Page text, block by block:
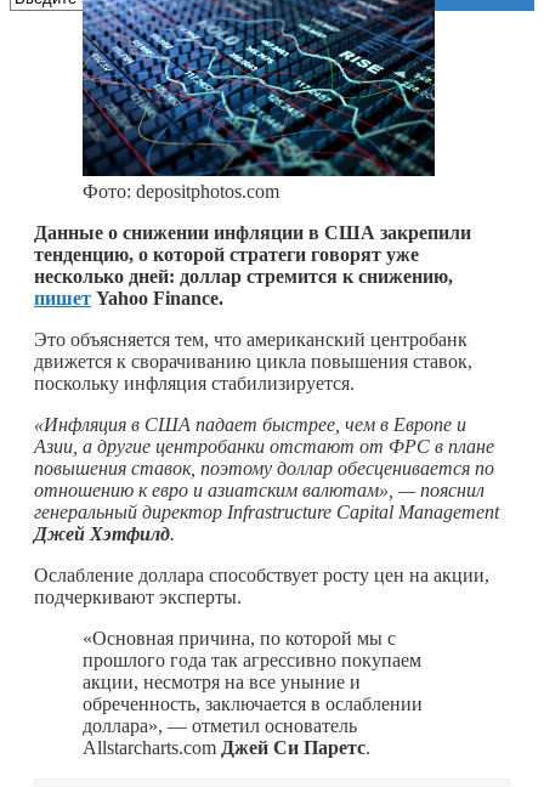
Фото: depositphotos.com
Данные о снижении инфляции в США закрепили
тенденцию, о которой стратеги говорят уже
несколько дней: доллар стремится к снижению,
пишет Yahoo Finance.
Это объясняется тем, что американский центробанк
движется к сворачиванию цикла повышения ставок,
поскольку инфляция стабилизируется.
«Инфляция в США падает быстрее, чем в Европе и
Азии, а другие центробанки отстают от ФРС в плане
повышения ставок, поэтому доллар обесценивается по
отношению к евро и азиатским валютам», — пояснил
генеральный директор Infrastructure Capital Management
Джей Хэтфилд.
Ослабление доллара способствует росту цен на акции,
подчеркивают эксперты.
«Основная причина, по которой мы с
прошлого года так агрессивно покупаем
акции, несмотря на все уныние и
обреченность, заключается в ослаблении
доллара», — отметил основатель
Allstarcharts.com Джей Си Паретс.